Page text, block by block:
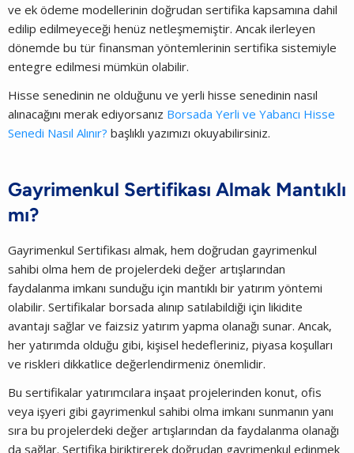
ve ek ödeme modellerinin doğrudan sertifika kapsamına dahil
edilip edilmeyeceği henüz netleşmemiştir. Ancak ilerleyen
dönemde bu tür finansman yöntemlerinin sertifika sistemiyle
entegre edilmesi mümkün olabilir.
Hisse senedinin ne olduğunu ve yerli hisse senedinin nasıl
alınacağını merak ediyorsanız Borsada Yerli ve Yabancı Hisse
Senedi Nasıl Alınır? başlıklı yazımızı okuyabilirsiniz.
Gayrimenkul Sertifikası Almak Mantıklı
mı?
Gayrimenkul Sertifikası almak, hem doğrudan gayrimenkul
sahibi olma hem de projelerdeki değer artışlarından
faydalanma imkanı sunduğu için mantıklı bir yatırım yöntemi
olabilir. Sertifikalar borsada alınıp satılabildiği için likidite
avantajı sağlar ve faizsiz yatırım yapma olanağı sunar. Ancak,
her yatırımda olduğu gibi, kişisel hedefleriniz, piyasa koşulları
ve riskleri dikkatlice değerlendirmeniz önemlidir.
Bu sertifikalar yatırımcılara inşaat projelerinden konut, ofis
veya işyeri gibi gayrimenkul sahibi olma imkanı sunmanın yanı
sıra bu projelerdeki değer artışlarından da faydalanma olanağı
da sağlar. Sertifika biriktirerek doğrudan gayrimenkul edinmek